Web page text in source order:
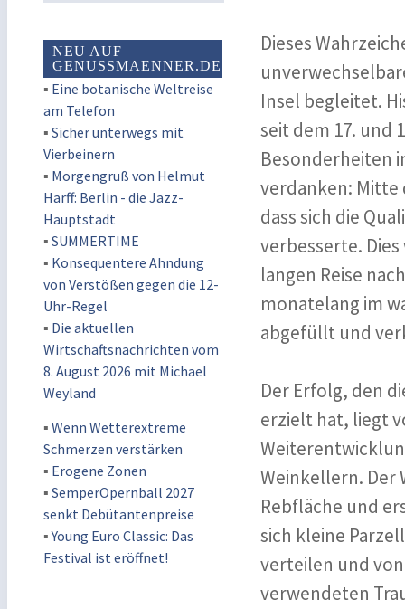
NEU AUF
GENUSSMAENNER.DE
▪ Eine botanische Weltreise
am Telefon
▪ Sicher unterwegs mit
Vierbeinern
▪ Morgengruß von Helmut
Harff: Berlin - die Jazz-
Hauptstadt
▪ SUMMERTIME
▪ Konsequentere Ahndung
von Verstößen gegen die 12-
Uhr-Regel
▪ Die aktuellen
Wirtschaftsnachrichten vom
8. August 2026 mit Michael
Weyland
▪ Wenn Wetterextreme
Schmerzen verstärken
▪ Erogene Zonen
▪ SemperOpernball 2027
senkt Debütantenpreise
▪Young Euro Classic: Das
Festival ist eröffnet!
Dieses
Insel begleitet.
seit dem 17. und
Besonderheiten
verdanken: Mitte
dass sich die
verbesserte.
langen Reise
monatelang im
abgefüllt und
Der Erfolg, den
erzielt hat, liegt
Weinkellern. Der
Rebfläche und
sich kleine
verteilen und
verwendeten